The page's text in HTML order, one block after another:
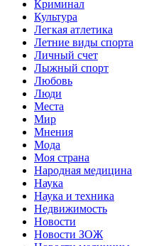
Криминал
Культура
Легкая атлетика
Летние виды спорта
Личный счет
Лыжный спорт
Любовь
Люди
Места
Мир
Мнения
Мода
Моя страна
Народная медицина
Наука
Наука и техника
Недвижимость
Новости
Новости ЗОЖ